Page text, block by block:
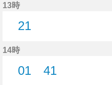
13時
21
14時
01
41